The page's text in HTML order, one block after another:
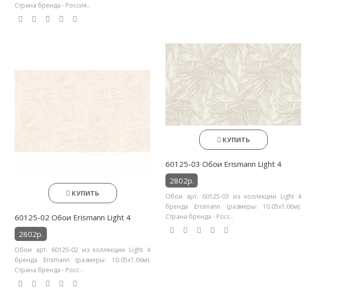
Страна бренда - Россия..
КУПИТЬ
60125-02 Обои Erismann Light 4
2802р.
Обои арт. 60125-02 из коллекции Light 4
бренда Erismann (размеры: 10.05х1.06м).
Страна бренда - Росс..
КУПИТЬ
60125-03 Обои Erismann Light 4
2802р.
Обои арт. 60125-03 из коллекции Light 4
бренда Erismann (размеры: 10.05х1.06м).
Страна бренда - Росс..